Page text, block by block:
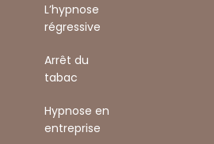
L’hypnose
régressive
Arrêt du
tabac
Hypnose en
entreprise